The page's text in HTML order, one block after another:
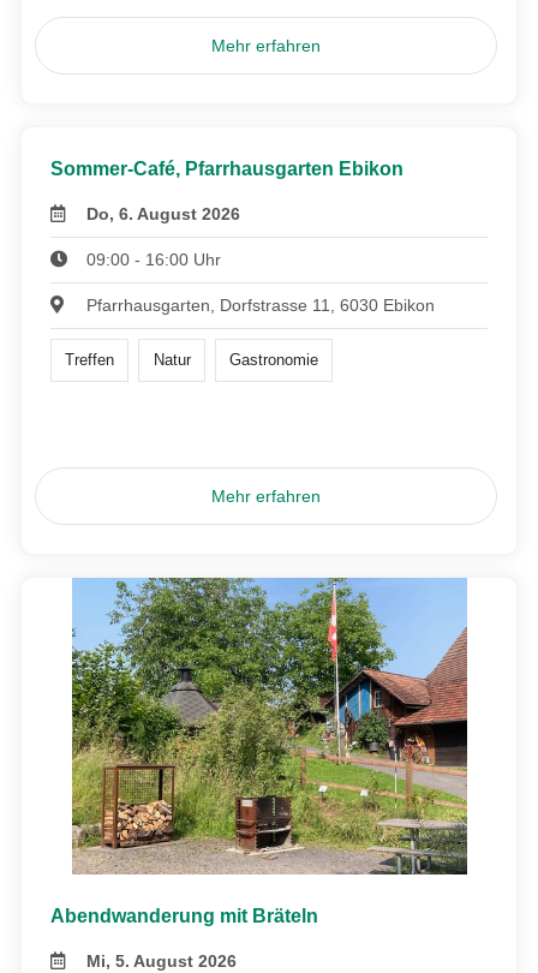
Mehr erfahren
Sommer-Café, Pfarrhausgarten Ebikon
Do, 6. August 2026
09:00 - 16:00 Uhr
Pfarrhausgarten, Dorfstrasse 11, 6030 Ebikon
Treffen Natur Gastronomie
Mehr erfahren
Abendwanderung mit Bräteln
Mi, 5. August 2026